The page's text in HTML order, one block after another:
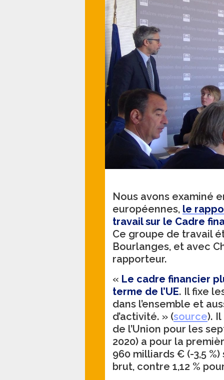
Nous avons examiné
européennes, le
travail sur le Cadre
Ce groupe de travail
Bourlanges, et avec
rapporteur.
« Le cadre financier
terme de l’UE. Il fixe
dans l’ensemble et
d’activité. » (source).
de l’Union pour les
2020) a pour la
960 milliards € (-3,5
brut, contre 1,12 %